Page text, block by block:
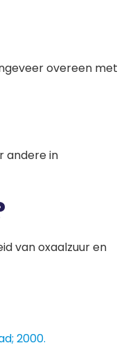
overeen met
andere in
van oxaalzuur en
2000.